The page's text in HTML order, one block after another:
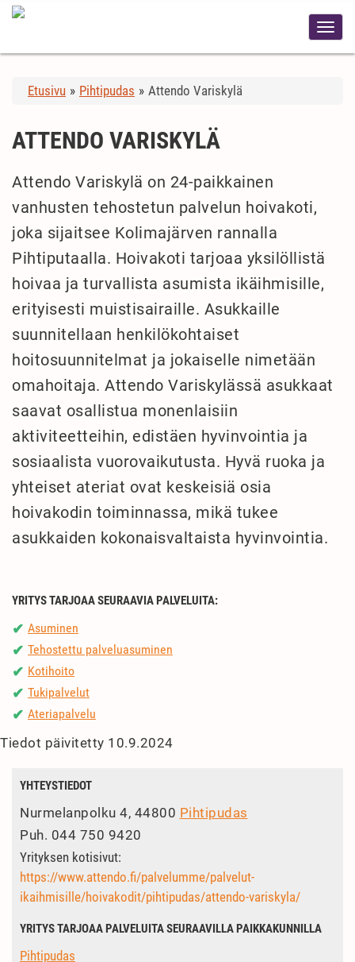
Etusivu » Pihtipudas » Attendo Variskylä
ATTENDO VARISKYLÄ
Attendo Variskylä on 24-paikkainen
vanhusten tehostetun palvelun hoivakoti,
joka sijaitsee Kolimajärven rannalla
Pihtiputaalla. Hoivakoti tarjoaa yksilöllistä
hoivaa ja turvallista asumista ikäihmisille,
erityisesti muistisairaille. Asukkaille
suunnitellaan henkilökohtaiset
hoitosuunnitelmat ja jokaiselle nimetään
omahoitaja. Attendo Variskylässä asukkaat
saavat osallistua monenlaisiin
aktiviteetteihin, edistäen hyvinvointia ja
sosiaalista vuorovaikutusta. Hyvä ruoka ja
yhteiset ateriat ovat keskeisiä osia
hoivakodin toiminnassa, mikä tukee
asukkaiden kokonaisvaltaista hyvinvointia.
YRITYS TARJOAA SEURAAVIA PALVELUITA:
✔ Asuminen
✔ Tehostettu palveluasuminen
✔ Kotihoito
✔ Tukipalvelut
✔ Ateriapalvelu
Tiedot päivitetty 10.9.2024
YHTEYSTIEDOT
Nurmelanpolku 4, 44800 Pihtipudas
Puh. 044 750 9420
Yrityksen kotisivut:
https://www.attendo.fi/palvelumme/palvelut-
ikaihmisille/hoivakodit/pihtipudas/attendo-variskyla/
YRITYS TARJOAA PALVELUITA SEURAAVILLA PAIKKAKUNNILLA
Pihtipudas